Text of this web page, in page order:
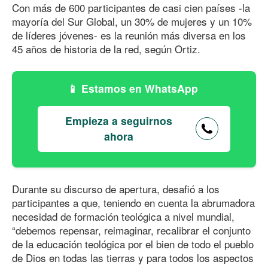
Con más de 600 participantes de casi cien países -la
mayoría del Sur Global, un 30% de mujeres y un 10%
de líderes jóvenes- es la reunión más diversa en los
45 años de historia de la red, según Ortiz.
Estamos en WhatsApp
Empieza a seguirnos
ahora
Durante su discurso de apertura, desafió a los
participantes a que, teniendo en cuenta la abrumadora
necesidad de formación teológica a nivel mundial,
“debemos repensar, reimaginar, recalibrar el conjunto
de la educación teológica por el bien de todo el pueblo
de Dios en todas las tierras y para todos los aspectos